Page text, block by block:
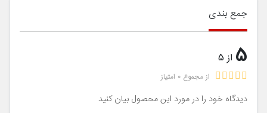
جمع بندی
5 از 5
از مجموع 0 امتیاز
دیدگاه خود را در مورد این محصول بیان کنید